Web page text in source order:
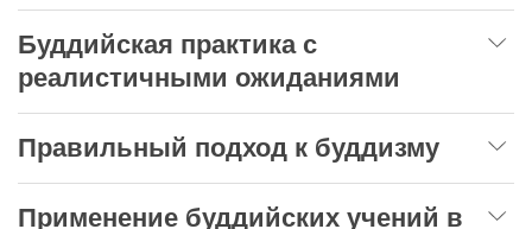
Буддийская практика с
реалистичными ожиданиями
Правильный подход к буддизму
Применение буддийских учений в